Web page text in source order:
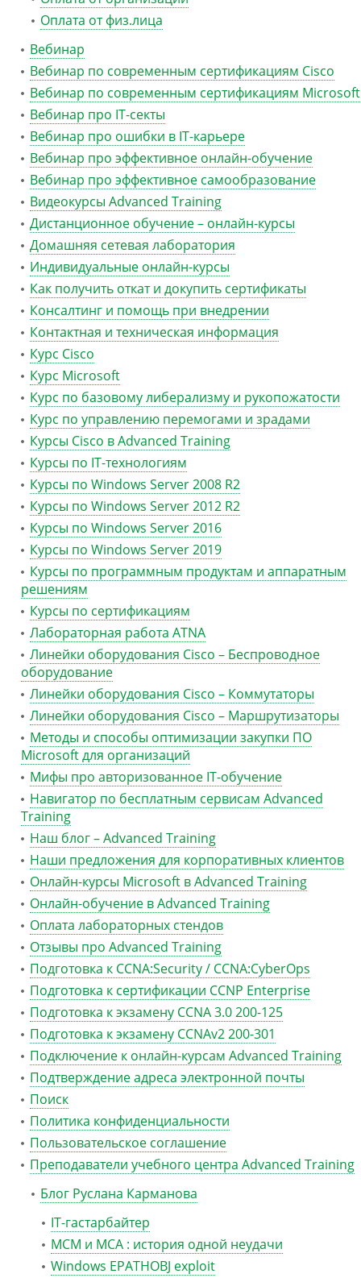
Оплата от физ.лица
Вебинар
Вебинар по современным сертификациям Cisco
Вебинар по современным сертификациям Microsoft
Вебинар про IT-секты
Вебинар про ошибки в IT-карьере
Вебинар про эффективное онлайн-обучение
Вебинар про эффективное самообразование
Видеокурсы Advanced Training
Дистанционное обучение – онлайн-курсы
Домашняя сетевая лаборатория
Индивидуальные онлайн-курсы
Как получить откат и докупить сертификаты
Консалтинг и помощь при внедрении
Контактная и техническая информация
Курс Cisco
Курс Microsoft
Курс по базовому либерализму и рукопожатости
Курс по управлению перемогами и зрадами
Курсы Cisco в Advanced Training
Курсы по IT-технологиям
Курсы по Windows Server 2008 R2
Курсы по Windows Server 2012 R2
Курсы по Windows Server 2016
Курсы по Windows Server 2019
Курсы по программным продуктам и аппаратным
решениям
Курсы по сертификациям
Лабораторная работа ATNA
Линейки оборудования Cisco – Беспроводное
оборудование
Линейки оборудования Cisco – Коммутаторы
Линейки оборудования Cisco – Маршрутизаторы
Методы и способы оптимизации закупки ПО
Microsoft для организаций
Мифы про авторизованное IT-обучение
Навигатор по бесплатным сервисам Advanced
Training
Наш блог – Advanced Training
Наши предложения для корпоративных клиентов
Онлайн-курсы Microsoft в Advanced Training
Онлайн-обучение в Advanced Training
Оплата лабораторных стендов
Отзывы про Advanced Training
Подготовка к CCNA:Security / CCNA:CyberOps
Подготовка к сертификации CCNP Enterprise
Подготовка к экзамену CCNA 3.0 200-125
Подготовка к экзамену CCNAv2 200-301
Подключение к онлайн-курсам Advanced Training
Подтверждение адреса электронной почты
Поиск
Политика конфиденциальности
Пользовательское соглашение
Преподаватели учебного центра Advanced Training
Блог Руслана Карманова
IT-гастарбайтер
MCM и MCA : история одной неудачи
Windows EPATHOBJ exploit